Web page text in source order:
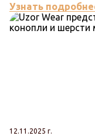
Узнать
12.11.2025 г.